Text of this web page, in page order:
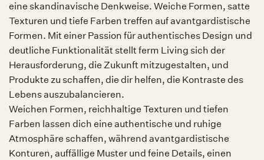
eine skandinavische Denkweise. Weiche Formen, satte
Texturen und tiefe Farben treffen auf avantgardistische
Formen. Mit einer Passion für authentisches Design und
deutliche Funktionalität stellt ferm Living sich der
Herausforderung, die Zukunft mitzugestalten, und
Produkte zu schaffen, die dir helfen, die Kontraste des
Lebens auszubalancieren.
Weichen Formen, reichhaltige Texturen und tiefen
Farben lassen dich eine authentische und ruhige
Atmosphäre schaffen, während avantgardistische
Konturen, auffällige Muster und feine Details, einen